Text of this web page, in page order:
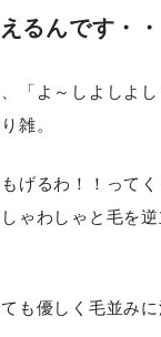
るんです・・
「よ～しよしよ
雑。
げるわ！！って
ゃわしゃと毛を
も優しく毛並み